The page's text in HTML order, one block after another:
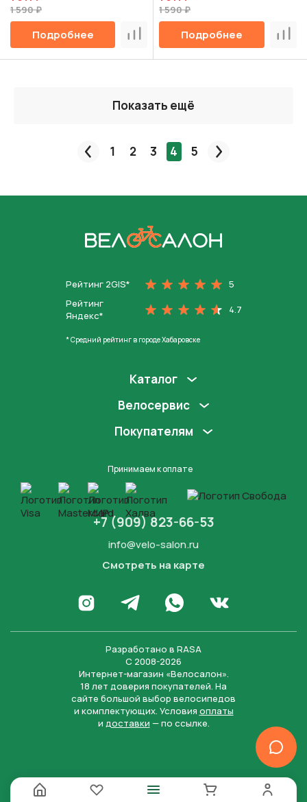
1 590 ₽
Подробнее Сравнить
1 590 ₽
Подробнее
Показать ещё
Пред.
1 2 3 4 5 След.
Рейтинг 2GIS*
5
Рейтинг
Яндекс*
4.7
* Средний рейтинг в городе Хабаровске
Каталог
Велосервис
Покупателям
Принимаем к оплате
+7 (909) 823-66-53
info@velo-salon.ru
Смотреть на карте
Перейти в Инстаграм
Написать в Телеграм
Написать в WhatsApp
Перейти во
Разработано в RASA
С 2008-2026
Интернет-магазин «Велосалон».
18 лет доверия покупателей. На
сайте большой выбор велосипедов
и комплектующих. Условия оплаты
и доставки — по ссылке.
Нажимая на кнопку “Отправить заявку”, вы даете
согласие на обработку персональных данных и